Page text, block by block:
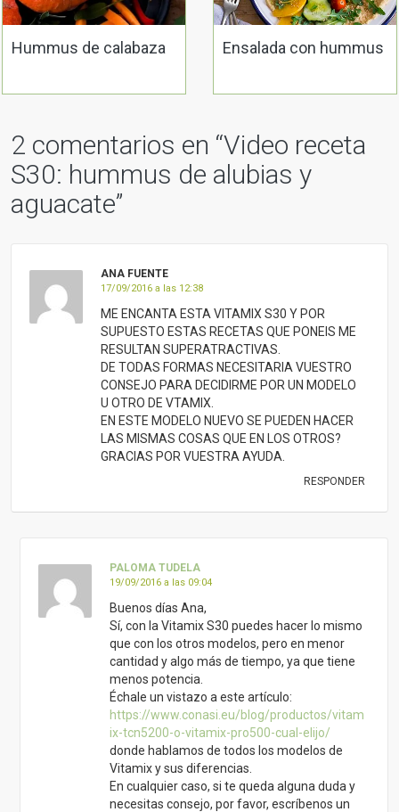
Hummus de calabaza Ensalada con hummus
2 comentarios en “Video receta
S30: hummus de alubias y
aguacate”
ANA FUENTE
17/09/2016 a las 12:38
ME ENCANTA ESTA VITAMIX S30 Y POR
SUPUESTO ESTAS RECETAS QUE PONEIS ME
RESULTAN SUPERATRACTIVAS.
DE TODAS FORMAS NECESITARIA VUESTRO
CONSEJO PARA DECIDIRME POR UN MODELO
U OTRO DE VTAMIX.
EN ESTE MODELO NUEVO SE PUEDEN HACER
LAS MISMAS COSAS QUE EN LOS OTROS?
GRACIAS POR VUESTRA AYUDA.
RESPONDER
PALOMA TUDELA
19/09/2016 a las 09:04
Buenos días Ana,
Sí, con la Vitamix S30 puedes hacer lo mismo
que con los otros modelos, pero en menor
cantidad y algo más de tiempo, ya que tiene
menos potencia.
Échale un vistazo a este artículo:
https://www.conasi.eu/blog/productos/vitam
ix-tcn5200-o-vitamix-pro500-cual-elijo/
donde hablamos de todos los modelos de
Vitamix y sus diferencias.
En cualquier caso, si te queda alguna duda y
necesitas consejo, por favor, escríbenos un